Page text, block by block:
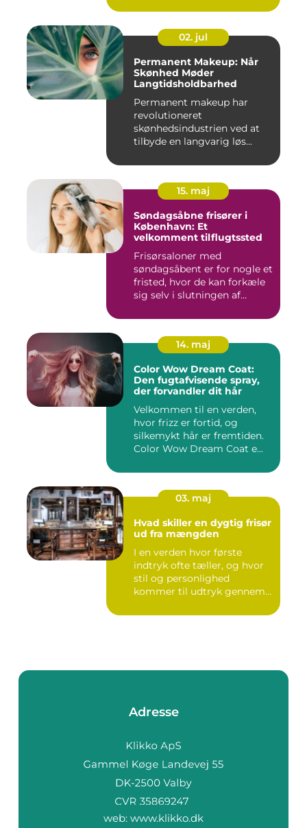
02. jul
Permanent Makeup: Når
Skønhed Møder
Langtidsholdbarhed
Permanent makeup har
revolutioneret
skønhedsindustrien ved at
tilbyde en langvarig løs...
15. maj
Søndagsåbne frisører i
København: Et
velkomment tilflugtssted
Frisørsaloner med
søndagsåbent er for nogle et
fristed, hvor de kan forkæle
sig selv i slutningen af...
14. maj
Color Wow Dream Coat:
Den fugtafvisende spray,
der forvandler dit hår
Velkommen til en verden,
hvor frizz er fortid, og
silkemykt hår er fremtiden.
Color Wow Dream Coat e...
03. maj
Hvad skiller en dygtig frisør
ud fra mængden
I en verden hvor første
indtryk ofte tæller, og hvor
stil og personlighed
kommer til udtryk gennem
Adresse
web: www.klikko.dk